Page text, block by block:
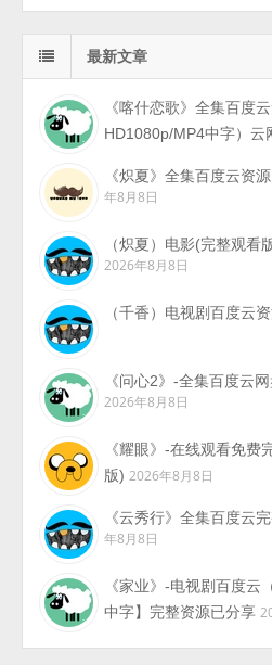
最新文章
《喀什恋歌》全集百度
HD1080p/MP4中字）云
《炽夏》全集百度云资
年8月8日
（炽夏）电影(完整观看
2026年8月8日
（千香）电视剧百度云
《问心2》-全集百度云
2026年8月8日
《耀眼》-在线观看免
版) 2026年8月8日
《云秀行》全集百度云
年8月8日
《家业》-电视剧百度
中字】完整资源已分享